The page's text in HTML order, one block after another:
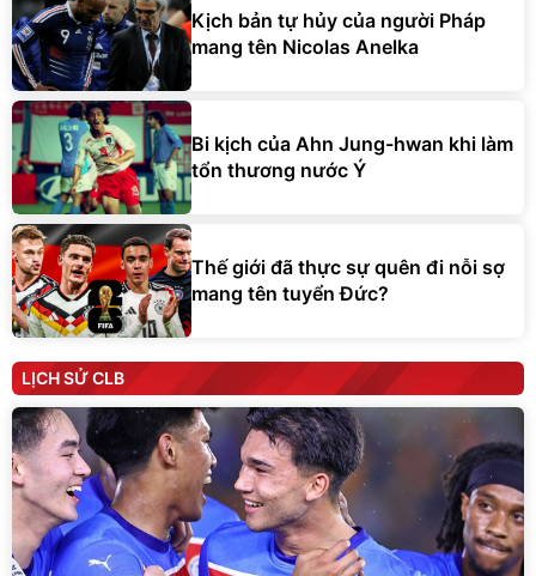
Kịch bản tự hủy của người Pháp
mang tên Nicolas Anelka
Bi kịch của Ahn Jung-hwan khi làm
tổn thương nước Ý
Thế giới đã thực sự quên đi nỗi sợ
mang tên tuyển Đức?
LỊCH SỬ CLB